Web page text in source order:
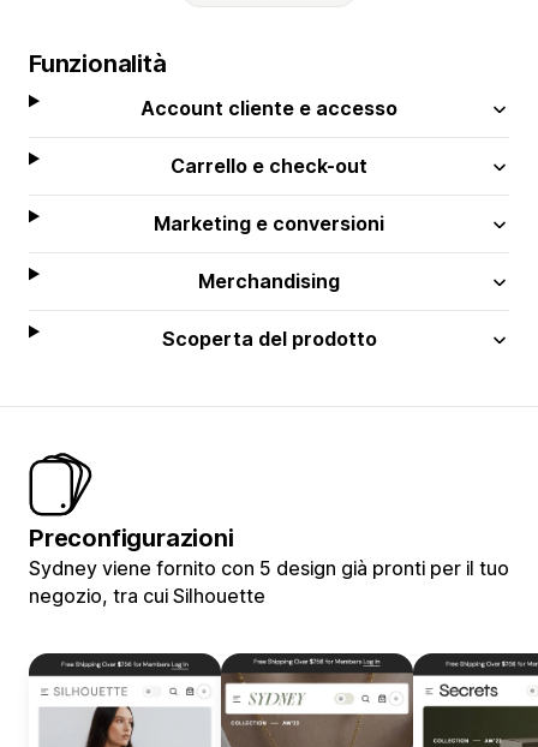
Funzionalità
Account cliente e accesso
Carrello e check-out
Marketing e conversioni
Merchandising
Scoperta del prodotto
Preconfigurazioni
Sydney viene fornito con 5 design già pronti per il tuo
negozio, tra cui Silhouette